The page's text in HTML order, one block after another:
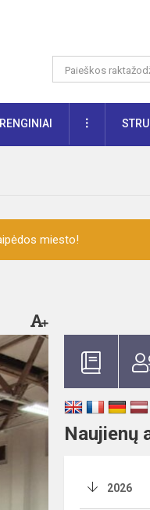
RENGINIAI DAUGIAU
miesto!
Naujienų
2026